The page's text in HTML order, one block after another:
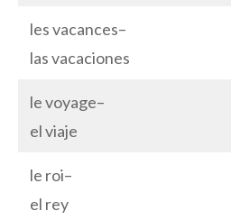
les vacances–
las vacaciones
le voyage–
el viaje
le roi–
el rey